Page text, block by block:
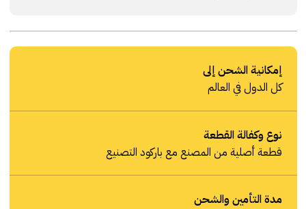
إمكانية الشحن إلى
كل الدول في العالم
نوع وكفالة القطعة
قطعة أصلية من المصنع مع باركود التصنيع
مدة التأمين والشحن